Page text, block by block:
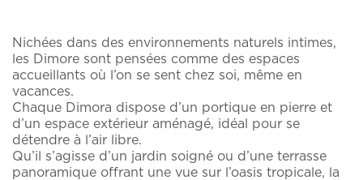
Le Cruccùris
Chambres
Expériences
Restaurants
Nichées dans des environnements naturels intimes,
les Dimore sont pensées comme des espaces
accueillants où l’on se sent chez soi, même en
vacances.
Chaque Dimora dispose d’un portique en pierre et
d’un espace extérieur aménagé, idéal pour se
détendre à l’air libre.
Qu’il s’agisse d’un jardin soigné ou d’une terrasse
panoramique offrant une vue sur l’oasis tropicale, la
notre newsletter.
Nous vous enverrons par e-mail des mises à jour
sur les offres, les forfaits et toutes les nouvelles
du Cruccùris Resort.
E-mail *